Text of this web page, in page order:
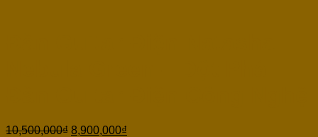
10,500,000₫ 8,900,000₫